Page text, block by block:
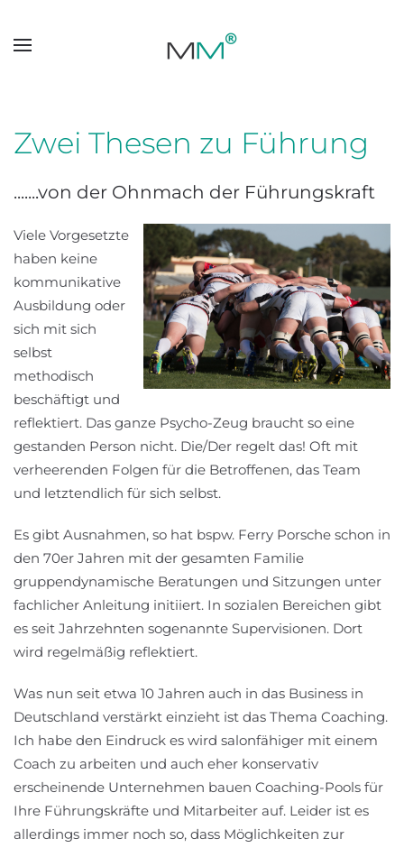
Skip to main content
Zwei Thesen zu Führung
.......von der Ohnmach der Führungskraft
Viele Vorgesetzte
haben keine
kommunikative
Ausbildung oder
sich mit sich
selbst
methodisch
beschäftigt und
reflektiert. Das ganze Psycho-Zeug braucht so eine
gestanden Person nicht. Die/Der regelt das! Oft mit
verheerenden Folgen für die Betroffenen, das Team
und letztendlich für sich selbst.
Es gibt Ausnahmen, so hat bspw. Ferry Porsche schon in
den 70er Jahren mit der gesamten Familie
gruppendynamische Beratungen und Sitzungen unter
fachlicher Anleitung initiiert. In sozialen Bereichen gibt
es seit Jahrzehnten sogenannte Supervisionen. Dort
wird regelmäßig reflektiert.
Was nun seit etwa 10 Jahren auch in das Business in
Deutschland verstärkt einzieht ist das Thema Coaching.
Ich habe den Eindruck es wird salonfähiger mit einem
Coach zu arbeiten und auch eher konservativ
erscheinende Unternehmen bauen Coaching-Pools für
Ihre Führungskräfte und Mitarbeiter auf. Leider ist es
allerdings immer noch so, dass Möglichkeiten zur